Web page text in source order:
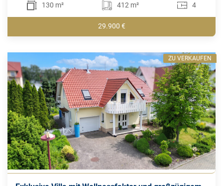
130 m² 412 m² 4
29.900 €
ZU VERKAUFEN